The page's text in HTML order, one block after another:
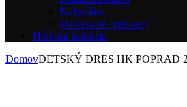
Kalendáre
Darčekové predmety
Hráčska kolekcia
DomovDETSKÝ DRES HK POPRAD